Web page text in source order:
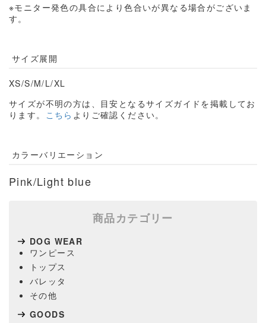
※モニター発色の具合により色合いが異なる場合がございま
す。
サイズ展開
XS/S/M/L/XL
サイズが不明の方は、目安となるサイズガイドを掲載してお
ります。
こちら よりご確認ください。
カラーバリエーション
Pink/Light blue
商品カテゴリー
DOG WEAR
ワンピース
トップス
バレッタ
その他
GOODS